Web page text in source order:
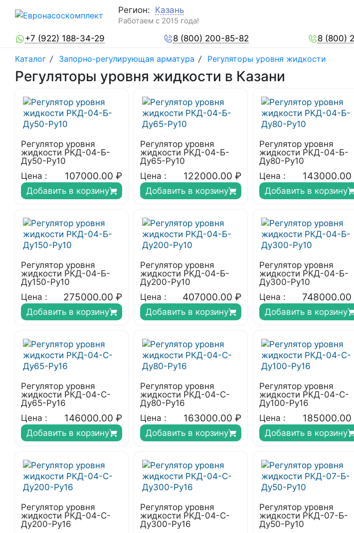
Регион: Казань
Работаем с 2015 года!
+7 (922) 188-34-29 8 (800) 200-85-82 8 (800)
Каталог / Запорно-регулирующая арматура / Регуляторы уровня жидкости
Регуляторы уровня жидкости в Казани
Регулятор уровня
жидкости РКД-04-Б-
Ду50-Ру10
Цена :
107000.00 ₽
Добавить в корзину
Регулятор уровня
жидкости РКД-04-Б-
Ду65-Ру10
Цена :
122000.00 ₽
Добавить в корзину
Регулятор уровня
жидкости РКД-04-Б-
Ду80-Ру10
Цена :
143000.00
Добавить в корзину
Регулятор уровня
жидкости РКД-04-Б-
Ду150-Ру10
Цена :
275000.00 ₽
Добавить в корзину
Регулятор уровня
жидкости РКД-04-Б-
Ду200-Ру10
Цена :
407000.00 ₽
Добавить в корзину
Регулятор уровня
жидкости РКД-04-Б-
Ду300-Ру10
Цена :
748000.00
Добавить в корзину
Регулятор уровня
жидкости РКД-04-С-
Ду65-Ру16
Цена :
146000.00 ₽
Добавить в корзину
Регулятор уровня
жидкости РКД-04-С-
Ду80-Ру16
Цена :
163000.00 ₽
Добавить в корзину
Регулятор уровня
жидкости РКД-04-С-
Ду100-Ру16
Цена :
185000.00
Добавить в корзину
Регулятор уровня
жидкости РКД-04-С-
Ду200-Ру16
Регулятор уровня
жидкости РКД-04-С-
Ду300-Ру16
Регулятор уровня
жидкости РКД-07-Б-
Ду50-Ру10